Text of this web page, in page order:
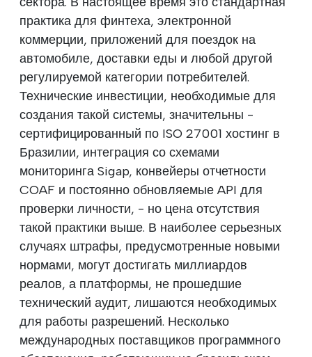
практика для финтеха, электронной
коммерции, приложений для поездок на
автомобиле, доставки еды и любой другой
регулируемой категории потребителей.
Технические инвестиции, необходимые для
создания такой системы, значительны -
сертифицированный по ISO 27001 хостинг в
Бразилии, интеграция со схемами
мониторинга Sigap, конвейеры отчетности
COAF и постоянно обновляемые API для
проверки личности, - но цена отсутствия
такой практики выше. В наиболее серьезных
случаях штрафы, предусмотренные новыми
нормами, могут достигать миллиардов
реалов, а платформы, не прошедшие
технический аудит, лишаются необходимых
для работы разрешений. Несколько
международных поставщиков программного